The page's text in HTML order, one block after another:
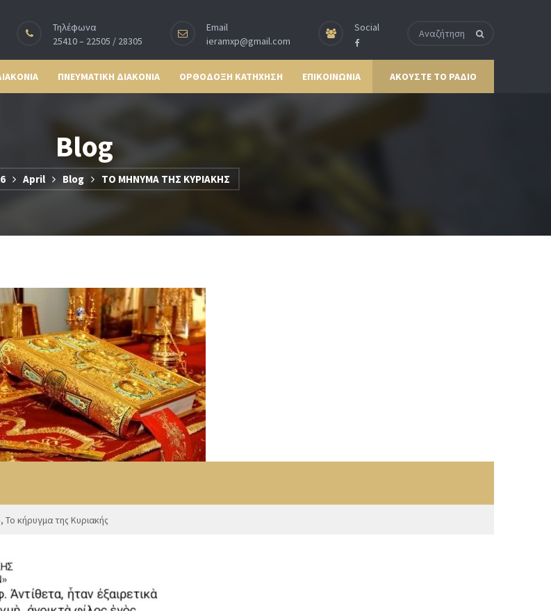
Τηλέφωνα
25410 – 22505 / 28305
Email
ieramxp@gmail.com
Social
ΠΝΕΥΜΑΤΙΚΗ ΔΙΑΚΟΝΙΑ ΟΡΘΟΔΟΞΗ ΚΑΤΗΧΗΣΗ ΕΠΙΚΟΙΝΩΝΙΑ ΑΚΟΥΣΤΕ ΤΟ ΡΑΔΙΟ
Blog
April Blog ΤΟ ΜΗΝΥΜΑ ΤΗΣ ΚΥΡΙΑΚΗΣ
, Το κήρυγμα της Κυριακής